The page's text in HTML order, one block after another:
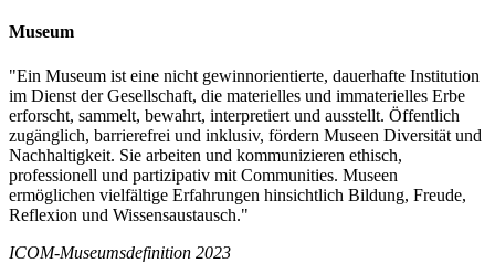
Museum
"Ein Museum ist eine nicht gewinnorientierte, dauerhafte Institution
im Dienst der Gesellschaft, die materielles und immaterielles Erbe
erforscht, sammelt, bewahrt, interpretiert und ausstellt. Öffentlich
zugänglich, barrierefrei und inklusiv, fördern Museen Diversität und
Nachhaltigkeit. Sie arbeiten und kommunizieren ethisch,
professionell und partizipativ mit Communities. Museen
ermöglichen vielfältige Erfahrungen hinsichtlich Bildung, Freude,
Reflexion und Wissensaustausch."
ICOM-Museumsdefinition 2023